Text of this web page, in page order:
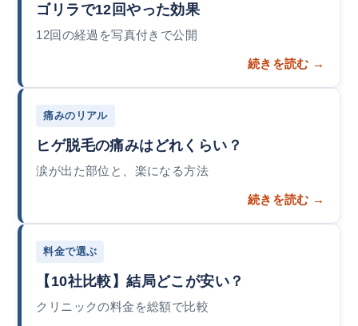
ゴリラで12回やった効果
12回の経過を写真付きで公開
続きを読む →
痛みのリアル
ヒゲ脱毛の痛みはどれくらい？
涙が出た部位と、楽になる方法
続きを読む →
料金で選ぶ
【10社比較】結局どこが安い？
クリニックの料金を総額で比較